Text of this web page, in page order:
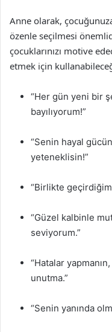
Anne olarak,
özenle seçilmesi
çocuklarınızı motive
etmek için
“Her gün yeni bir
bayılıyorum!”
“Senin hayal
yeteneklisin!”
“Birlikte
“Güzel kalbinle
seviyorum.”
“Hatalar
unutma.”
“Senin yanında